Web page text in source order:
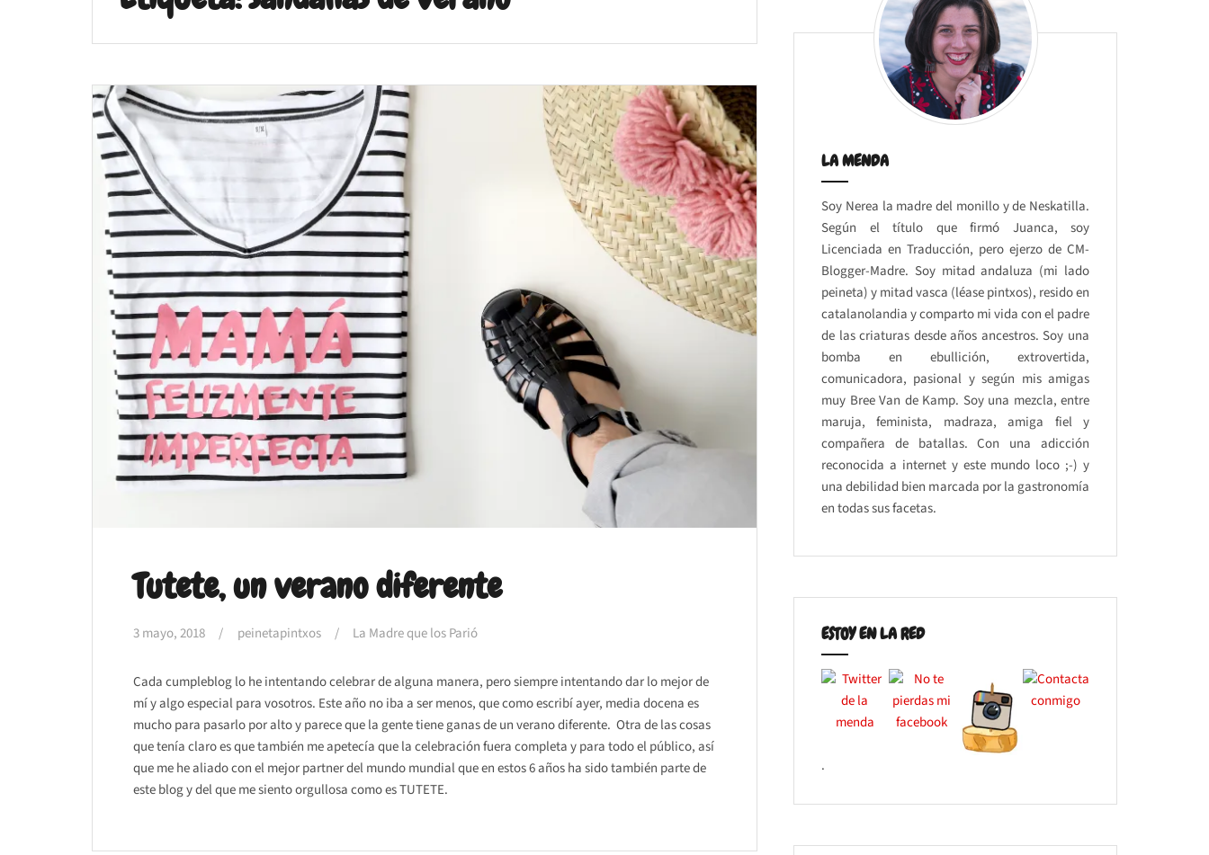
Tutete, un verano diferente
3 mayo, 2018 peinetapintxos La Madre que los Parió
Cada cumpleblog lo he intentando celebrar de alguna manera, pero siempre intentando dar lo mejor de
mí y algo especial para vosotros. Este año no iba a ser menos, que como escribí ayer, media docena es
mucho para pasarlo por alto y parece que la gente tiene ganas de un verano diferente. Otra de las cosas
que tenía claro es que también me apetecía que la celebración fuera completa y para todo el público, así
que me he aliado con el mejor partner del mundo mundial que en estos 6 años ha sido también parte de
este blog y del que me siento orgullosa como es TUTETE.
LA MENDA
Soy Nerea la madre del monillo y de Neskatilla.
Según el título que firmó Juanca, soy
Licenciada en Traducción, pero ejerzo de CM-
Blogger-Madre. Soy mitad andaluza (mi lado
peineta) y mitad vasca (léase pintxos), resido en
catalanolandia y comparto mi vida con el padre
de las criaturas desde años ancestros. Soy una
bomba en ebullición, extrovertida,
comunicadora, pasional y según mis amigas
muy Bree Van de Kamp. Soy una mezcla, entre
maruja, feminista, madraza, amiga fiel y
compañera de batallas. Con una adicción
reconocida a internet y este mundo loco ;-) y
una debilidad bien marcada por la gastronomía
en todas sus facetas.
ESTOY EN LA RED
.